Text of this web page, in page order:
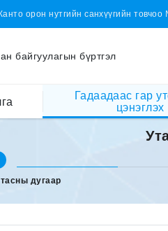
орон нутгийн санхүүгийн
байгуулагын бүртгэл
Гадаадаас гар
цэнэглэх
оруулах
дугаар